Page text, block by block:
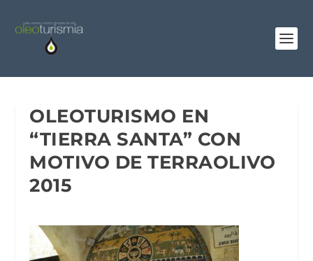
OLEOTURISMO EN
“TIERRA SANTA” CON
MOTIVO DE TERRAOLIVO
2015